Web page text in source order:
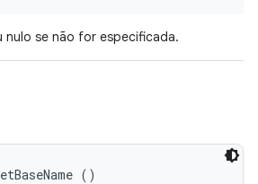
nulo se não for especificada.
()